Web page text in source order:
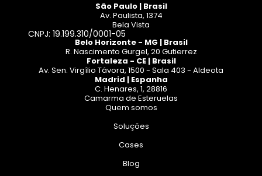
São Paulo | Brasil
Av. Paulista, 1374
Bela Vista
CNPJ: 19.199.310/0001-05
Belo Horizonte - MG | Brasil
R. Nascimento Gurgel, 20 Gutierrez
Fortaleza - CE | Brasil
Av. Sen. Virgílio Távora, 1500 - Sala 403 - Aldeota
Madrid | Espanha
C. Henares, 1, 28816
Camarma de Esteruelas
Quem somos
Soluções
Cases
Blog